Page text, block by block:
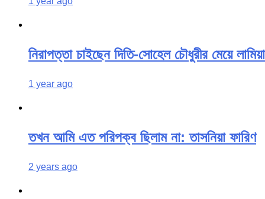
নিরাপত্তা চাইছেন দিতি-সোহেল চৌধুরীর মেয়ে লামিয়া
1 year ago
তখন আমি এত পরিপক্ব ছিলাম না: তাসনিয়া ফারিণ
2 years ago